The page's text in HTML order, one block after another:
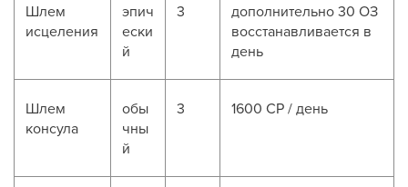
Шлем
исцеления
эпич
ески
й
3
дополнительно 30 ОЗ
восстанавливается в
день
Шлем
консула
обы
чны
й
3 1600 CP / день